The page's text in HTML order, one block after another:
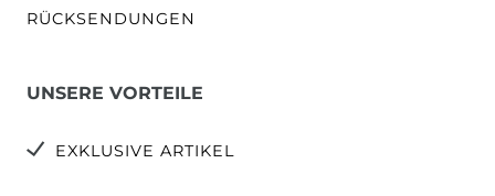
RÜCKSENDUNGEN
UNSERE VORTEILE
EXKLUSIVE ARTIKEL